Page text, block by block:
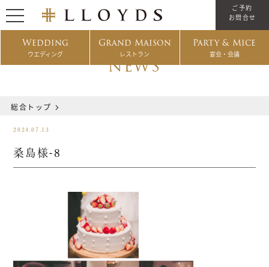
Wedding
ウエディング
Grand Maison
レストラン
Party & Mice
宴会・会議
ご予約
お問合せ
NEWS
総合トップ
2024.07.13
桑島様-8